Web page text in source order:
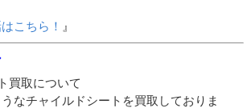
こちら！ 』
買取について
なチャイルドシートを買取しておりま